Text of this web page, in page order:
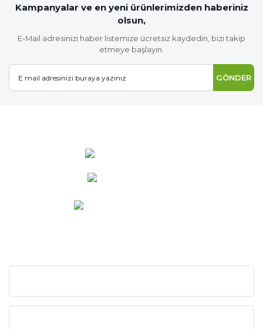
Kampanyalar ve en yeni ürünlerimizden haberiniz
olsun,
E-Mail adresinizi haber listemize ücretsiz kaydedin, bizi takip
etmeye başlayın.
GÖNDER